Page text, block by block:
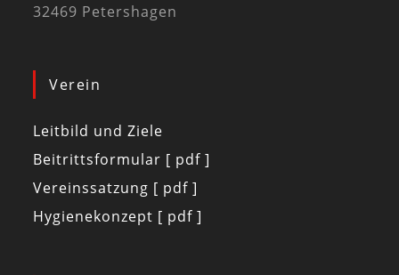
32469 Petershagen
Verein
Leitbild und Ziele
Beitrittsformular [ pdf ]
Vereinssatzung [ pdf ]
Hygienekonzept [ pdf ]